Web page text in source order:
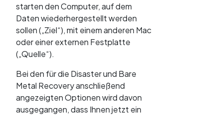
starten den Computer, auf dem
Daten wiederhergestellt werden
sollen („Ziel“), mit einem anderen Mac
oder einer externen Festplatte
(„Quelle“).
Bei den für die Disaster und Bare
Metal Recovery anschließend
angezeigten Optionen wird davon
ausgegangen, dass Ihnen jetzt ein